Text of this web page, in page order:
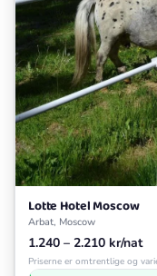
Lotte Hotel Moscow
Arbat, Moscow
1.240 – 2.210 kr/nat
Priserne er omtrentlige og